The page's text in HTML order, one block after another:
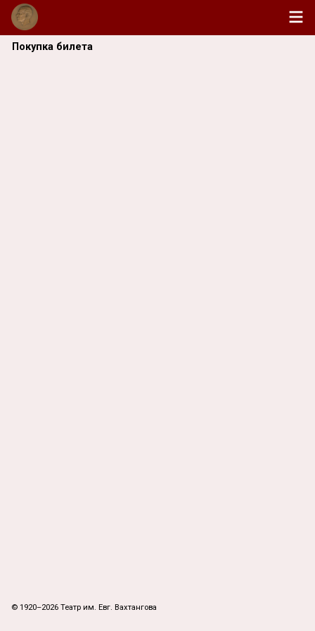
Покупка билета
© 1920–2026 Театр им. Евг. Вахтангова